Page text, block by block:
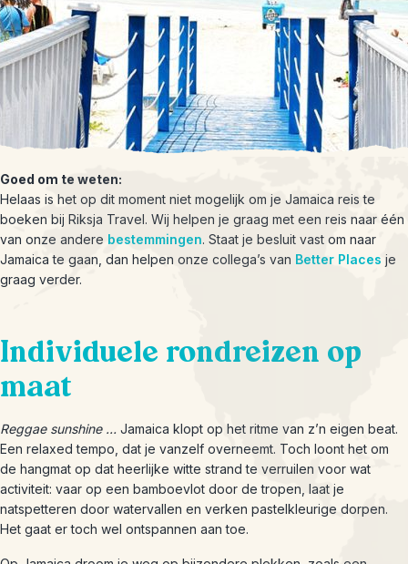
Goed om te weten:
Helaas is het op dit moment niet mogelijk om je Jamaica reis te
boeken bij Riksja Travel. Wij helpen je graag met een reis naar één
van onze andere bestemmingen. Staat je besluit vast om naar
Jamaica te gaan, dan helpen onze collega’s van Better Places je
graag verder.
Individuele rondreizen op
maat
Reggae sunshine … Jamaica klopt op het ritme van z’n eigen beat.
Een relaxed tempo, dat je vanzelf overneemt. Toch loont het om
de hangmat op dat heerlijke witte strand te verruilen voor wat
activiteit: vaar op een bamboevlot door de tropen, laat je
natspetteren door watervallen en verken pastelkleurige dorpen.
Het gaat er toch wel ontspannen aan toe.